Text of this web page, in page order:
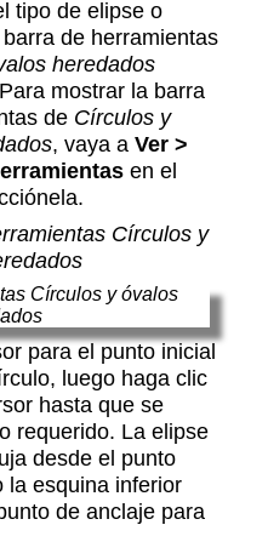
tipo de elipse o
de herramientas
heredados
mostrar la barra
de Círculos y
, vaya a Ver >
en el
Círculos y
para el punto inicial
luego haga clic
hasta que se
requerido. La elipse
desde el punto
la esquina inferior
de anclaje para